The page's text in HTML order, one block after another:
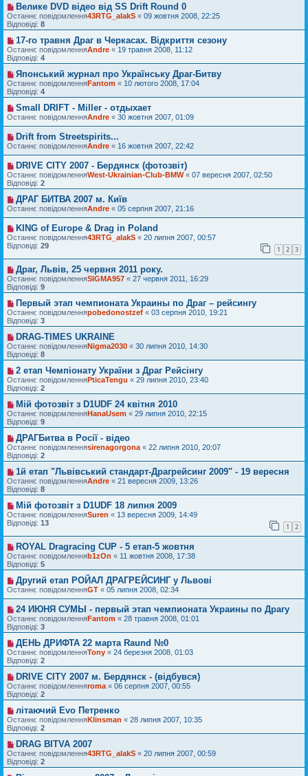
Велике DVD відео від SS Drift Round 0
Останнє повідомлення43RTG_alakS « 09 жовтня 2008, 22:25
Відповіді: 8
17-го травня Драг в Черкасах. Відкриття сезону
Останнє повідомленняAndre « 19 травня 2008, 11:12
Відповіді: 4
Японський журнал про Українську Драг-Битву
Останнє повідомленняFantom « 10 лютого 2008, 17:04
Відповіді: 4
Small DRIFT - Miller - отдыхает
Останнє повідомленняAndre « 30 жовтня 2007, 01:09
Drift from Streetspirits...
Останнє повідомленняAndre « 16 жовтня 2007, 22:42
DRIVE CITY 2007 - Бердянск (фотозвіт)
Останнє повідомленняWest-Ukrainian-Club-BMW« 07 вересня 2007, 02:50
Відповіді: 2
ДРАГ БИТВА 2007 м. Київ
Останнє повідомленняAndre « 05 серпня 2007, 21:16
KING of Europe & Drag in Poland
Останнє повідомлення43RTG_alakS « 20 липня 2007, 00:57
Відповіді: 29 1 2 3
Драг, Львів, 25 червня 2011 року.
Останнє повідомленняSIGMA957 « 27 червня 2011, 16:29
Відповіді: 9
Первый этап чемпионата Украины по Драг – рейсингу
Останнє повідомленняpobedonostzef « 03 серпня 2010, 19:21
Відповіді: 3
DRAG-TIMES UKRAINE
Останнє повідомленняNigma2030 « 30 липня 2010, 14:30
Відповіді: 8
2 етап Чемпіонату України з Драг Рейсінгу
Останнє повідомленняPticaTengu « 29 липня 2010, 23:40
Відповіді: 2
Мій фотозвіт з D1UDF 24 квітня 2010
Останнє повідомленняHanaUsem « 29 липня 2010, 22:15
Відповіді: 9
ДРАГБитва в Росії - відео
Останнє повідомленняsirenagorgona « 22 липня 2010, 20:07
Відповіді: 2
1й етап "Львівський стандарт-Драгрейсинг 2009" - 19 вересня
Останнє повідомленняAndre « 21 вересня 2009, 13:26
Відповіді: 8
Мій фотозвіт з D1UDF 18 липня 2009
Останнє повідомленняSuren « 13 вересня 2009, 14:49
Відповіді: 13 1 2
ROYAL Dragracing CUP - 5 етап-5 жовтня
Останнє повідомленняb1zOn « 11 жовтня 2008, 17:38
Відповіді: 5
Другий етап РОЙАЛ ДРАГРЕЙСИНГ у Львові
Останнє повідомленняGT « 05 липня 2008, 02:34
24 ИЮНЯ СУМЫ - первый этап чемпионата Украины по Драгу
Останнє повідомленняFantom « 28 травня 2008, 01:01
Відповіді: 3
ДЕНЬ ДРИФТА 22 марта Raund №0
Останнє повідомленняTony « 24 березня 2008, 01:03
Відповіді: 2
DRIVE CITY 2007 м. Бердянск - (відбувся)
Останнє повідомленняroma « 06 серпня 2007, 00:55
Відповіді: 2
літаючий Evo Петренко
Останнє повідомленняKlinsman « 28 липня 2007, 10:35
Відповіді: 2
DRAG BITVA 2007
Останнє повідомлення43RTG_alakS « 20 липня 2007, 00:59
Відповіді: 2